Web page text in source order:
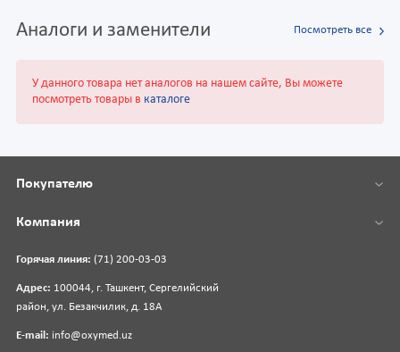
Аналоги и заменители Посмотреть все
У данного товара нет аналогов на нашем сайте, Вы можете
посмотреть товары в каталоге
Горячая линия: (71) 200-03-03
Адрес: 100044, г. Ташкент, Сергелийский
район, ул. Безакчилик, д. 18А
E-mail: info@oxymed.uz
Покупателю
Компания